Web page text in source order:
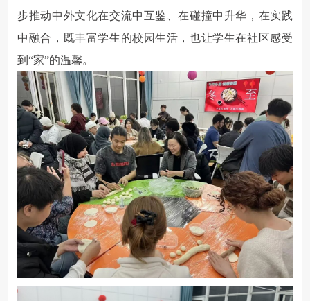
步推动中外文化在交流中互鉴、在碰撞中升华，在实践
中融合，既丰富学生的校园生活，也让学生在社区感受
到“家”的温馨。